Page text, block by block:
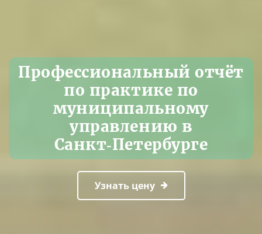
Профессиональный отчёт
по практике по
муниципальному
управлению в
Санкт‑Петербурге
Узнать цену